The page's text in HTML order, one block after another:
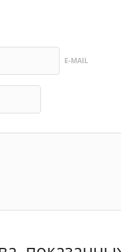
E-MAIL